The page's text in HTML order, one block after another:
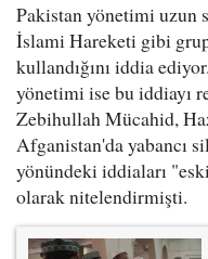
Pakistan yönetimi uzun
İslami Hareketi gibi
kullandığını iddia
yönetimi ise bu iddiayı
Zebihullah Mücahid,
Afganistan'da yabancı
yönündeki iddiaları
olarak nitelendirmişti.